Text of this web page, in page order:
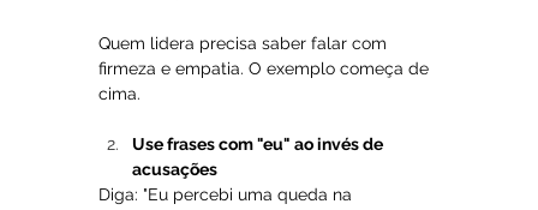
Quem lidera precisa saber falar com
firmeza e empatia. O exemplo começa de
cima.
Use frases com "eu" ao invés de
acusações
Diga: "Eu percebi uma queda na